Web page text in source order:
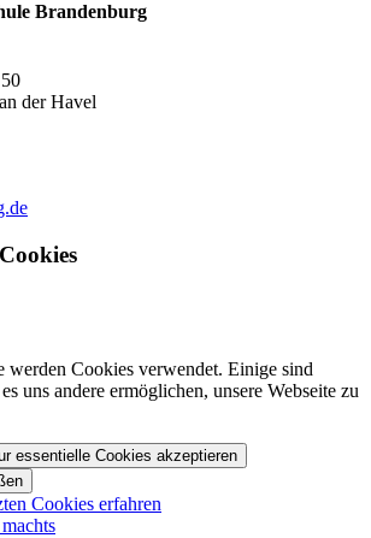
Brandenburg
der Havel
werden Cookies verwendet. Einige sind
uns andere ermöglichen, unsere Webseite zu
essentielle Cookies akzeptieren
Cookies erfahren